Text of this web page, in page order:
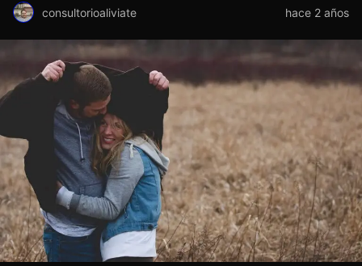
consultorioaliviate hace 2 años